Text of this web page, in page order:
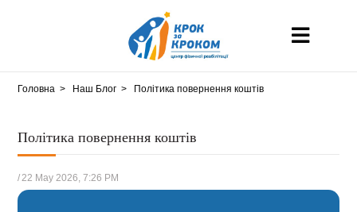
Головна Наш Блог Політика повернення коштів
Політика повернення коштів
/ 22 May 2026, 7:26 PM